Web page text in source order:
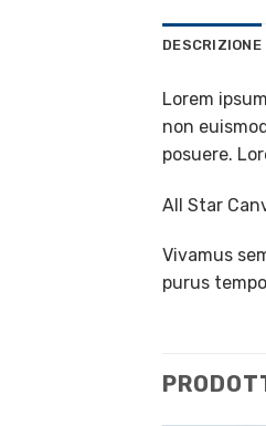
DESCRIZIONE
Lorem
non
posuere.
All Star
Vivamus
purus